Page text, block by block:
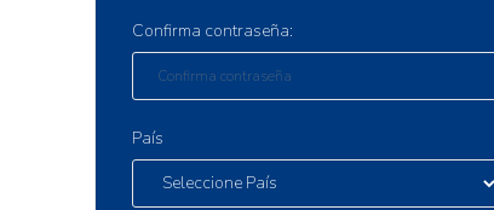
Confirma contraseña:
País